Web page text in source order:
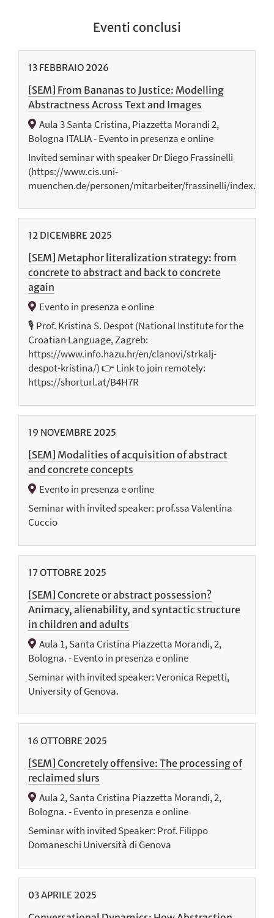
Eventi conclusi
13 FEBBRAIO 2026
[SEM] From Bananas to Justice: Modelling
Abstractness Across Text and Images
Aula 3 Santa Cristina, Piazzetta Morandi 2,​
Bologna ITALIA - Evento in presenza e online
Invited seminar with speaker Dr Diego Frassinelli
(https://www.cis.uni-
muenchen.de/personen/mitarbeiter/frassinelli/
12 DICEMBRE 2025
[SEM] Metaphor literalization strategy: from
concrete to abstract and back to concrete
again
Evento in presenza e online
🎙️ Prof. Kristina S. Despot (National Institute for the
Croatian Language, Zagreb:
https://www.info.hazu.hr/en/clanovi/strkalj-
despot-kristina/) 👉 Link to join remotely:
https://shorturl.at/B4H7R
19 NOVEMBRE 2025
[SEM] Modalities of acquisition of abstract
and concrete concepts
Evento in presenza e online
Seminar with invited speaker: prof.ssa Valentina
Cuccio
17OTTOBRE 2025
[SEM] Concrete or abstract possession?
Animacy, alienability, and syntactic structure
in children and adults
Aula 1, Santa Cristina Piazzetta Morandi, 2,
Bologna. - Evento in presenza e online
Seminar with invited speaker: Veronica Repetti,
University of Genova.
16 OTTOBRE 2025
[SEM] Concretely offensive: The processing of
reclaimed slurs
Aula 2, Santa Cristina Piazzetta Morandi, 2,
Bologna. - Evento in presenza e online
Seminar with invited Speaker: Prof. Filippo
Domaneschi Università di Genova
03APRILE 2025